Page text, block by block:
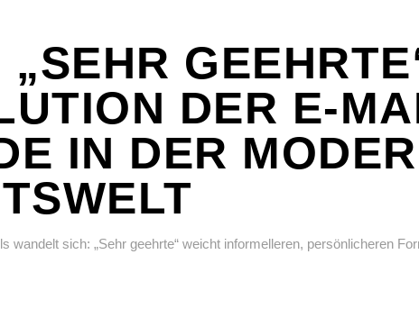
„SEHR
DER E-
IN DER
wandelt sich: „Sehr geehrte“ weicht informelleren, persönlicheren